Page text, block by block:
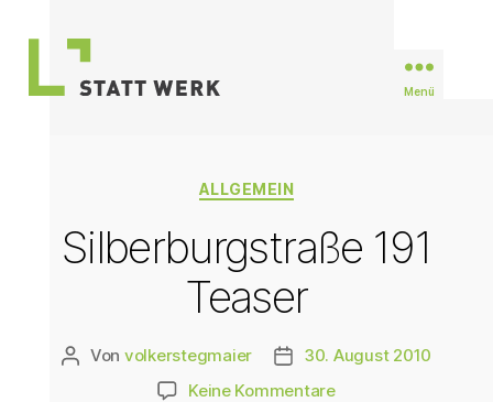
Menü
Kategorien
ALLGEMEIN
Silberburgstraße 191
Teaser
Beitragsautor
Von volkerstegmaier Veröffentlichungsdatum
30. August 2010
Keine Kommentarezu